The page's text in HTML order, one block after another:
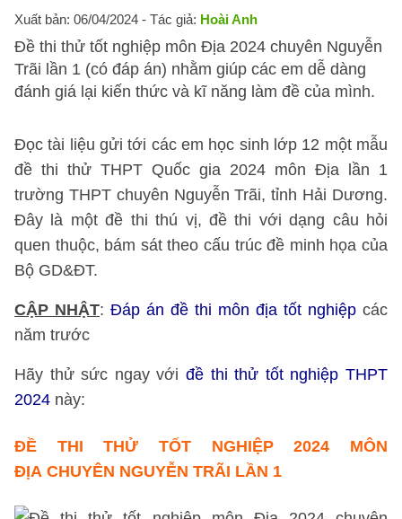
Xuất bản: 06/04/2024 - Tác giả: Hoài Anh
Đề thi thử tốt nghiệp môn Địa 2024 chuyên Nguyễn
Trãi lần 1 (có đáp án) nhằm giúp các em dễ dàng
đánh giá lại kiến thức và kĩ năng làm đề của mình.
Đọc tài liệu gửi tới các em học sinh lớp 12 một mẫu
đề thi thử THPT Quốc gia 2024 môn Địa lần 1
trường THPT chuyên Nguyễn Trãi, tỉnh Hải Dương.
Đây là một đề thi thú vị, đề thi với dạng câu hỏi
quen thuộc, bám sát theo cấu trúc đề minh họa của
Bộ GD&ĐT.
CẬP NHẬT: Đáp án đề thi môn địa tốt nghiệp các
năm trước
Hãy thử sức ngay với đề thi thử tốt nghiệp THPT
2024 này:
ĐỀ THI THỬ TỐT NGHIỆP 2024 MÔN
ĐỊA CHUYÊN NGUYỄN TRÃI LẦN 1